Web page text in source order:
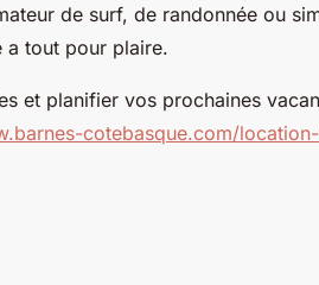
de surf, de randonnée ou
a tout pour plaire.
et planifier vos prochaines
cotebasque.com/